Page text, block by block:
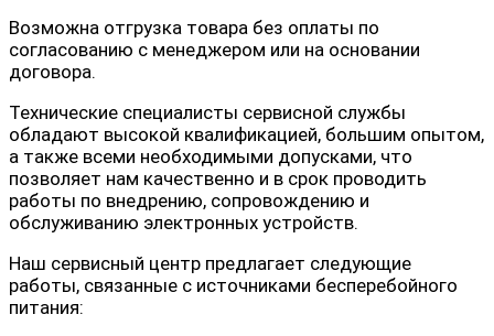
Возможна отгрузка товара без оплаты по
согласованию с менеджером или на основании
договора.
Технические специалисты сервисной службы
обладают высокой квалификацией, большим опытом,
а также всеми необходимыми допусками, что
позволяет нам качественно и в срок проводить
работы по внедрению, сопровождению и
обслуживанию электронных устройств.
Наш сервисный центр предлагает следующие
работы, связанные с источниками бесперебойного
питания: